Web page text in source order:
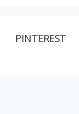
PINTEREST